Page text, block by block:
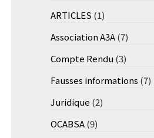
ARTICLES (1)
Association A3A(7)
Compte Rendu (3)
Fausses informations (7)
Juridique (2)
OCABSA(9)